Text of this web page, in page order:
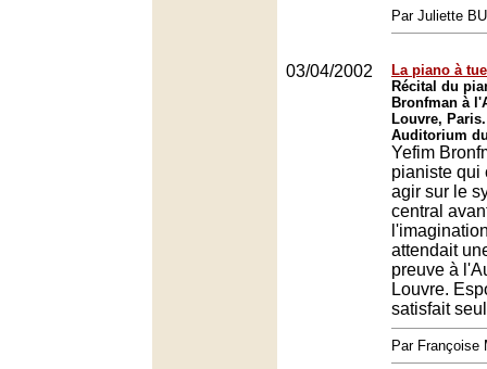
Par Juliette
03/04/2002
La piano à
Récital du
Bronfman à
Louvre, Paris.
Auditorium
Yefim
pianiste qui
agir sur le
central
attendait
preuve à
Louvre.
satisfait
Par Françoise